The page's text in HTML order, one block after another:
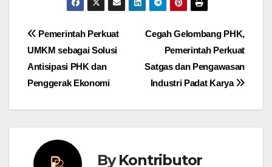
Post
navigation
Cegah Gelombang PHK,
Pemerintah Perkuat
Satgas dan Pengawasan
Industri Padat Karya
Pemerintah Perkuat
UMKM sebagai Solusi
Antisipasi PHK dan
Penggerak Ekonomi
ByKontributor